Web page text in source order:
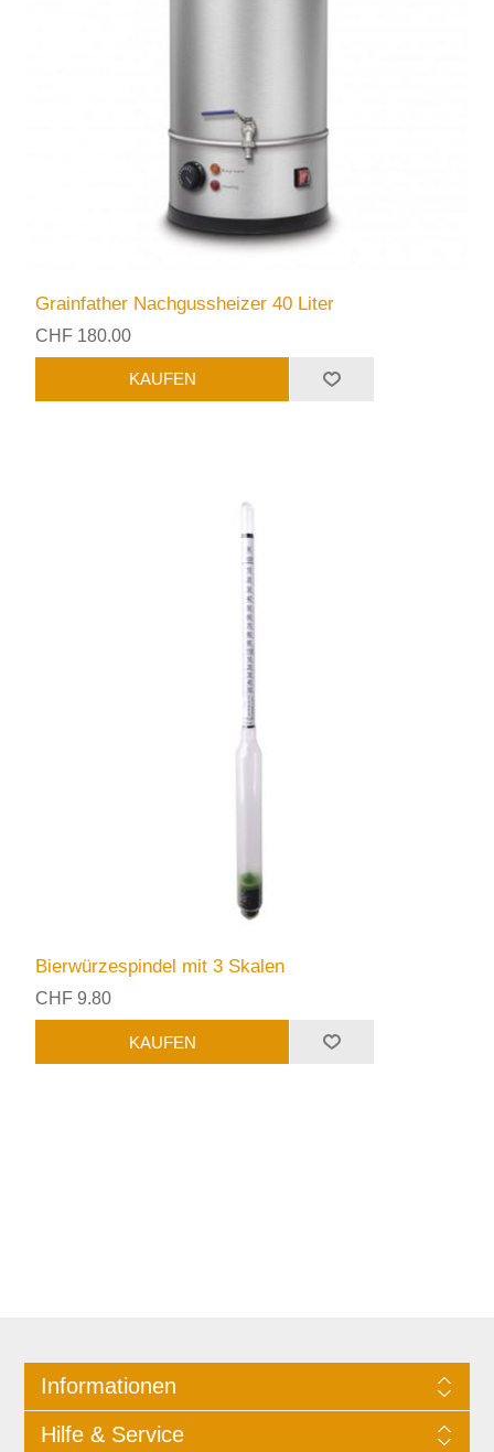
Grainfather Nachgussheizer 40 Liter
CHF 180.00
Bierwürzespindel mit 3 Skalen
CHF 9.80
Informationen
Hilfe & Service